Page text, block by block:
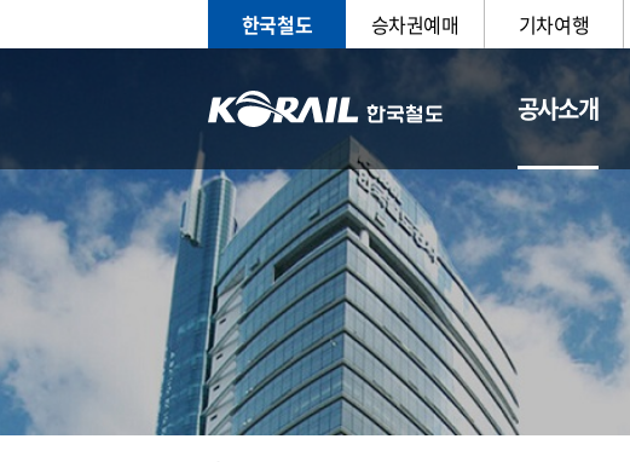
한국철도 승차권예매 기차여행
공사소개
CEO 일반현황